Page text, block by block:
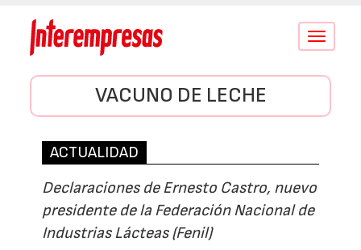
Conmutar
VACUNO DE LECHE
ACTUALIDAD
Declaraciones de Ernesto Castro, nuevo
presidente de la Federación Nacional de
Industrias Lácteas (Fenil)